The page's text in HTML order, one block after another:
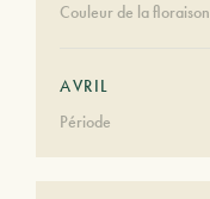
Couleur de la floraison
AVRIL
Période